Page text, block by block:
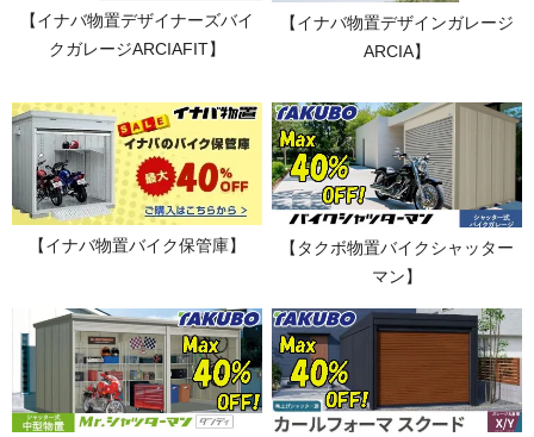
【イナバ物置デザイナーズバイ
クガレージARCIAFIT】
【イナバ物置デザインガレージ
ARCIA】
【イナバ物置バイク保管庫】
【タクボ物置バイクシャッター
マン】